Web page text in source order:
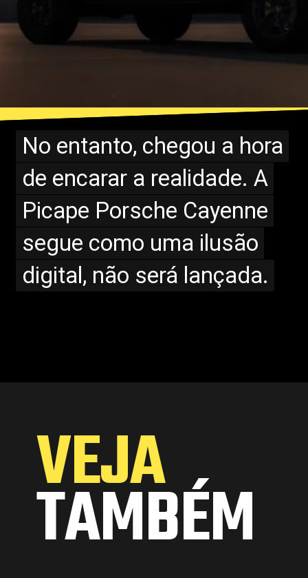
No entanto, chegou a hora
de encarar a realidade. A
Picape Porsche Cayenne
segue como uma ilusão
digital, não será lançada.
No entanto, chegou a hora
de encarar a realidade. A
Picape Porsche Cayenne
segue como uma ilusão
digital, não será lançada.
VEJA
TAMBÉM